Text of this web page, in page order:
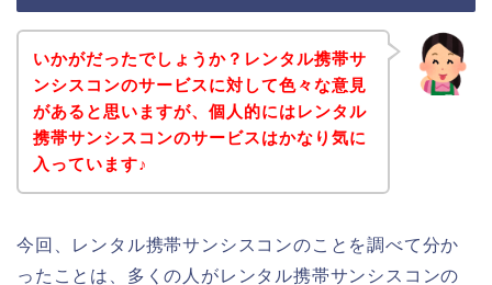
いかがだったでしょうか？レンタル携帯サ
ンシスコンのサービスに対して色々な意見
があると思いますが、個人的にはレンタル
携帯サンシスコンのサービスはかなり気に
入っています♪
今回、レンタル携帯サンシスコンのことを調べて分か
ったことは、多くの人がレンタル携帯サンシスコンの